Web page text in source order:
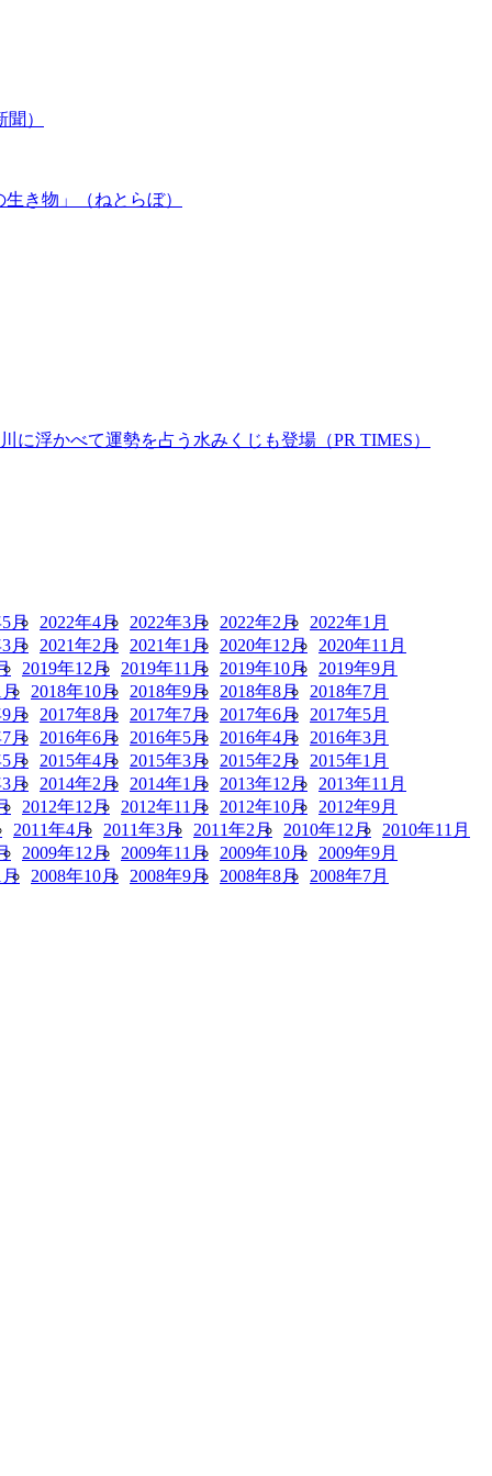
）
き物」（ねとらぼ）
浮かべて運勢を占う水みくじも登場（PR TIMES）
月 2022年4月 2022年3月 2022年2月
2022年1月
月 2021年2月 2021年1月 2020年12月
2020年11月
2019年12月 2019年11月 2019年10月
2019年9月
月 2018年10月 2018年9月 2018年8月
2018年7月
月 2017年8月 2017年7月 2017年6月
2017年5月
月 2016年6月 2016年5月 2016年4月
2016年3月
月 2015年4月 2015年3月 2015年2月
2015年1月
月 2014年2月 2014年1月 2013年12月
2013年11月
2012年12月 2012年11月 2012年10月
2012年9月
2011年4月 2011年3月 2011年2月 2010年12月
2010年11月
2009年12月 2009年11月 2009年10月
2009年9月
月 2008年10月 2008年9月 2008年8月
2008年7月